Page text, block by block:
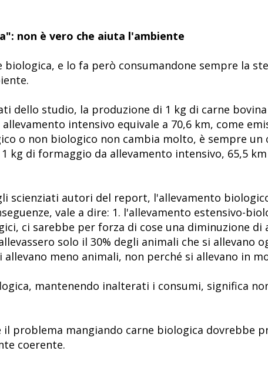
non è vero che aiuta l'ambiente
biologica, e lo fa però consumandone sempre la
dello studio, la produzione di 1 kg di carne
intensivo equivale a 70,6 km, come
o non biologico non cambia molto, è sempre
kg di formaggio da allevamento intensivo, 65,5
scienziati autori del report, l'allevamento
vale a dire: 1. l'allevamento estensivo-
ci sarebbe per forza di cose una diminuzione di
solo il 30% degli animali che si allevano
meno animali, non perché si allevano in
mantenendo inalterati i consumi, significa
problema mangiando carne biologica dovrebbe
coerente.